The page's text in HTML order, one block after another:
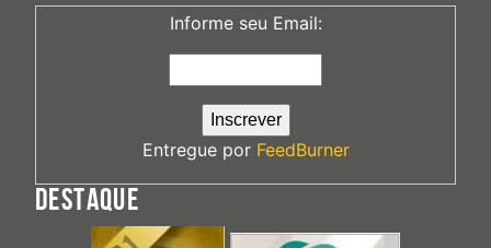
Informe seu Email:
Entregue por FeedBurner
DESTAQUE